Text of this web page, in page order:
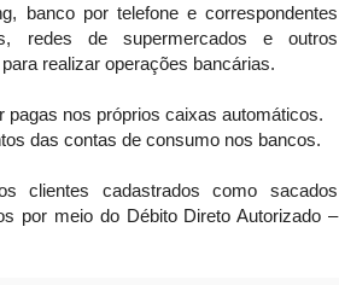
banco por telefone e correspondentes
redes de supermercados e outros
realizar operações bancárias.
nos próprios caixas automáticos.
das contas de consumo nos bancos.
clientes cadastrados como sacados
por meio do Débito Direto Autorizado –